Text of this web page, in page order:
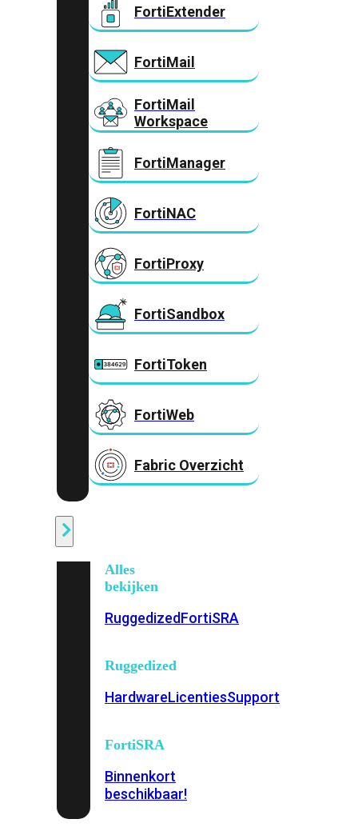
FortiExtender
FortiMail
FortiMail
Workspace
FortiManager
FortiNAC
FortiProxy
FortiSandbox
FortiToken
FortiWeb
Fabric Overzicht
Alles
bekijken
RuggedizedFortiSRA
Ruggedized
HardwareLicentiesSupport
FortiSRA
Binnenkort
beschikbaar!